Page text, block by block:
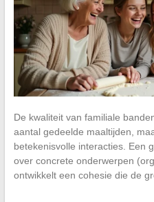
De kwaliteit van familiale
aantal gedeelde maaltijden,
betekenisvolle interacties. Een
over concrete onderwerpen
ontwikkelt een cohesie die de